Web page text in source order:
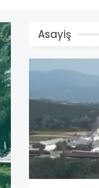
Asayiş